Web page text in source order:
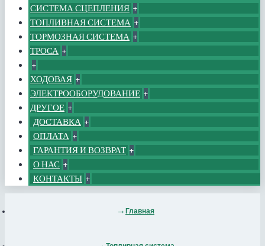
СИСТЕМА СЦЕПЛЕНИЯ +
ТОПЛИВНАЯ СИСТЕМА +
ТОРМОЗНАЯ СИСТЕМА +
ТРОСА +
+
ХОДОВАЯ +
ЭЛЕКТРООБОРУДОВАНИЕ +
ДРУГОЕ +
ДОСТАВКА +
ОПЛАТА +
ГАРАНТИЯ И ВОЗВРАТ +
О НАС +
КОНТАКТЫ +
Главная